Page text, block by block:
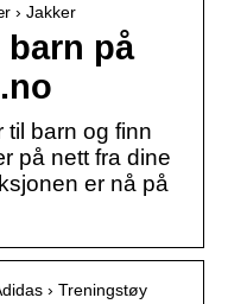
› Jakker
på
til barn og finn
på nett fra dine
er nå på
› Treningstøy